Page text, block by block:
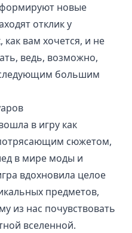
новые
отклик у
вам хочется, и не
ведь, возможно,
большим
в игру как
сюжетом,
в мире моды и
вдохновила целое
предметов,
из нас почувствовать
вселенной.